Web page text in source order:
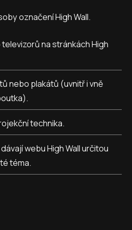
označení High Wall.
na stránkách High
nebo plakátů (uvnitř i vně
technika.
webu High Wall určitou
téma.